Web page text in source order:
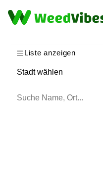
Liste anzeigen